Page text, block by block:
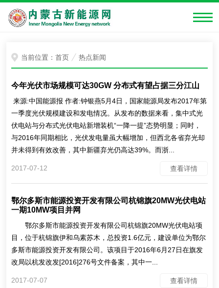
当前位置：首页 热点新闻
今年光伏市场规模可达30GW 分布式有望占据三分江山
来源:中国能源报 作者:钟银燕5月4日，国家能源局发布2017年第
一季度光伏规模建设和发电情况。从发布的数据来看，集中式光
伏电站与分布式光伏电站新增装机“一降一提”态势明显；同时，
与2016年同期相比，光伏发电量虽大幅增加，但西北各省弃光却
并未得到有效改善，其中新疆弃光仍高达39%。而浙...
2017-07-12 查看详情
鄂尔多斯市能源投资开发有限公司杭锦旗20MW光伏电站
一期10MW项目并网
鄂尔多斯市能源投资开发有限公司杭锦旗20MW光伏电站项
目，位于杭锦旗伊和乌素苏木，总投资1.6亿元，建设单位为鄂尔
多斯市能源投资开发有限公司。该项目于2016年6月27日在旗发
改局以杭发改发[2016]276号文件备案，其中一...
2017-07-07 查看详情